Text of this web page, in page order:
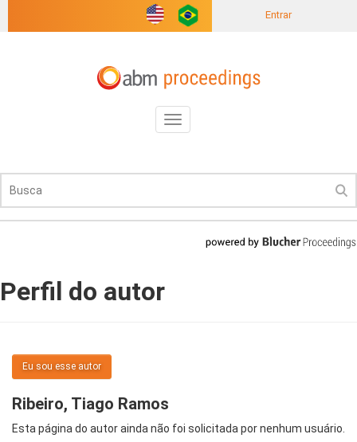
Entrar
Toggle
navigation
Perfil do autor
Eu sou esse autor
Ribeiro, Tiago Ramos
Esta página do autor ainda não foi solicitada por nenhum usuário.